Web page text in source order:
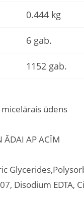
0.444 kg
6 gab.
1152 gab.
ūdens
ĀDAI AP ACĪM
Disodium EDTA,